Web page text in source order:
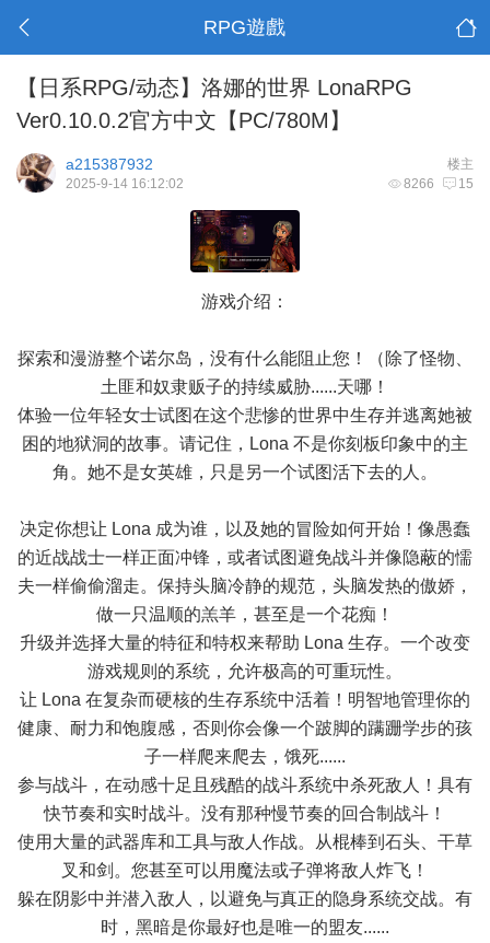
RPG遊戲
【日系RPG/动态】洛娜的世界 LonaRPG
Ver0.10.0.2官方中文【PC/780M】
楼主
a215387932
8266 15
2025-9-14 16:12:02
游戏介绍：
探索和漫游整个诺尔岛，没有什么能阻止您！（除了怪物、
土匪和奴隶贩子的持续威胁......天哪！
体验一位年轻女士试图在这个悲惨的世界中生存并逃离她被
困的地狱洞的故事。请记住，Lona 不是你刻板印象中的主
角。她不是女英雄，只是另一个试图活下去的人。
决定你想让 Lona 成为谁，以及她的冒险如何开始！像愚蠢
的近战战士一样正面冲锋，或者试图避免战斗并像隐蔽的懦
夫一样偷偷溜走。保持头脑冷静的规范，头脑发热的傲娇，
做一只温顺的羔羊，甚至是一个花痴！
升级并选择大量的特征和特权来帮助 Lona 生存。一个改变
游戏规则的系统，允许极高的可重玩性。
让 Lona 在复杂而硬核的生存系统中活着！明智地管理你的
健康、耐力和饱腹感，否则你会像一个跛脚的蹒跚学步的孩
子一样爬来爬去，饿死......
参与战斗，在动感十足且残酷的战斗系统中杀死敌人！具有
快节奏和实时战斗。没有那种慢节奏的回合制战斗！
使用大量的武器库和工具与敌人作战。从棍棒到石头、干草
叉和剑。您甚至可以用魔法或子弹将敌人炸飞！
躲在阴影中并潜入敌人，以避免与真正的隐身系统交战。有
时，黑暗是你最好也是唯一的盟友......